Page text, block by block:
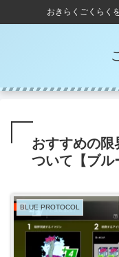
おきらくごくらく
おすすめの限
ついて【ブル
BLUE PROTOCOL